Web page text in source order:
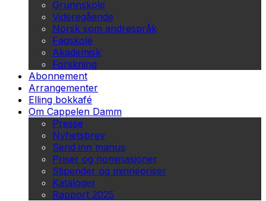
Grunnskole
Videregående
Norsk som andrespråk
Fagskole
Akademisk
Forskning
Abonnement
Arrangementer
Elling bokkafé
Om Cappelen Damm
Presse
Nyhetsbrev
Send inn manus
Priser og nominasjoner
Stipender og minnepriser
Kataloger
Rapport 2025